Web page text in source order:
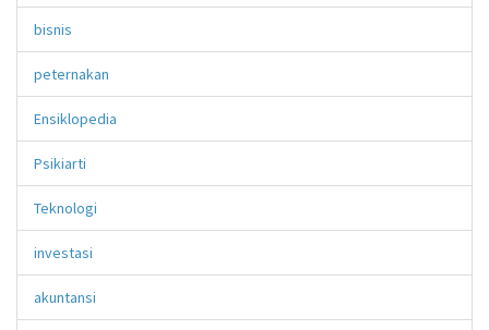
bisnis
peternakan
Ensiklopedia
Psikiarti
Teknologi
investasi
akuntansi